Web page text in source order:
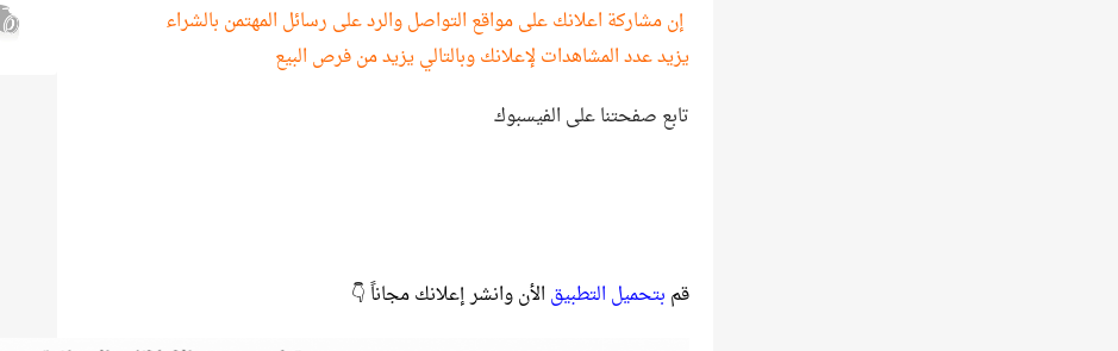
إن مشاركة اعلانك على مواقع التواصل والرد على رسائل المهتمن بالشراء
يزيد عدد المشاهدات لإعلانك وبالتالي يزيد من فرص البيع
تابع صفحتنا على الفيسبوك
قم بتحميل التطبيق الأن وانشر إعلانك مجاناً 👇